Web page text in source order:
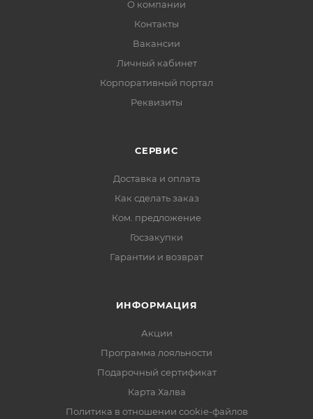
О компании
Контакты
Вакансии
Личный кабинет
Корпоративный портал
Реквизиты
СЕРВИС
Доставка и оплата
Как сделать заказ
Ком. предложение
Госзакупки
Гарантии и возврат
ИНФОРМАЦИЯ
Акции
Программа лояльности
Подарочный сертификат
Карта Халва
Политика в отношении cookie-файлов